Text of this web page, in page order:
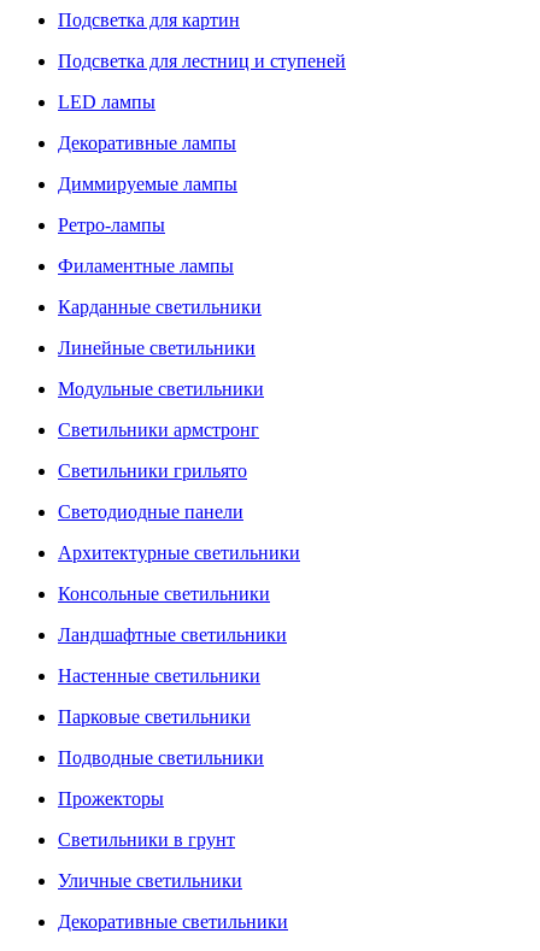
Подсветка для картин
Подсветка для лестниц и ступеней
LED лампы
Декоративные лампы
Диммируемые лампы
Ретро-лампы
Филаментные лампы
Карданные светильники
Линейные светильники
Модульные светильники
Светильники армстронг
Светильники грильято
Светодиодные панели
Архитектурные светильники
Консольные светильники
Ландшафтные светильники
Настенные светильники
Парковые светильники
Подводные светильники
Прожекторы
Светильники в грунт
Уличные светильники
Декоративные светильники